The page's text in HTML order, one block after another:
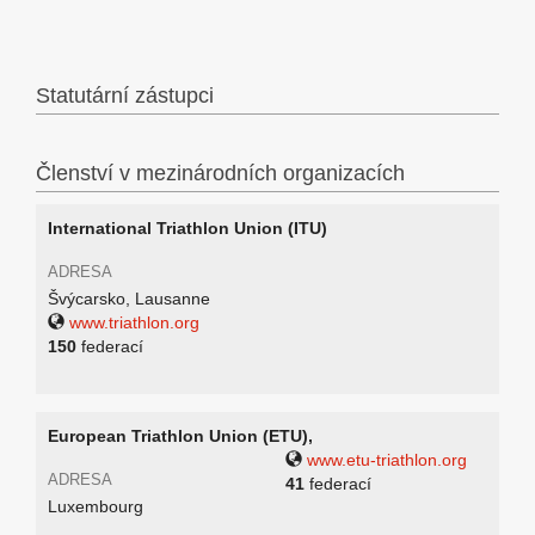
Statutární zástupci
Členství v mezinárodních organizacích
International Triathlon Union (ITU)
ADRESA
Švýcarsko, Lausanne
www.triathlon.org
150 federací
European Triathlon Union (ETU),
ADRESA
Luxembourg
www.etu-triathlon.org
41 federací